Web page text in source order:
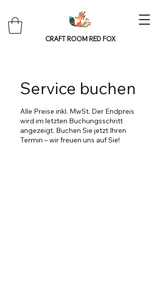
CRAFT ROOM RED FOX
Service buchen
Alle Preise inkl. MwSt. Der Endpreis
wird im letzten Buchungsschritt
angezeigt. Buchen Sie jetzt Ihren
Termin – wir freuen uns auf Sie!